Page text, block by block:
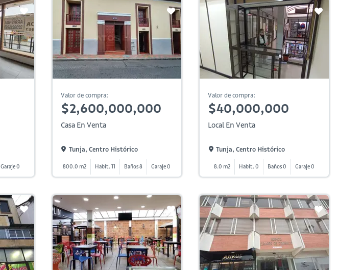
Garaje 0
Valor de compra:
$2,600,000,000
Casa En Venta
Tunja, Centro Histórico
800.0 m2 Habit. 11 Baños 8 Garaje 0
Valor de compra:
$40,000,000
Local En Venta
Tunja, Centro Histórico
8.0 m2 Habit. 0 Baños 0 Garaje 0